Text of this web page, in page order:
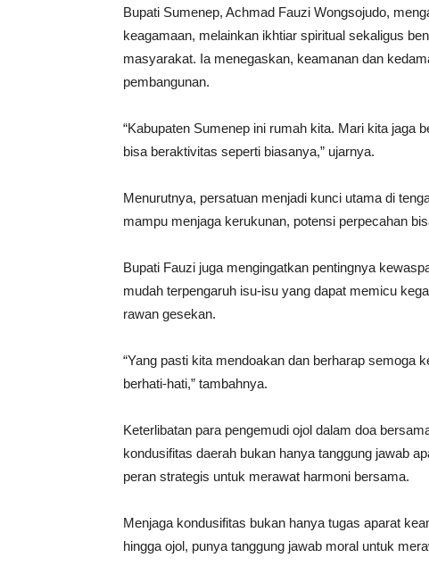
Bupati Sumenep, Achmad Fauzi Wongsojudo,
keagamaan, melainkan ikhtiar spiritual sekaligus
masyarakat. Ia menegaskan, keamanan dan
pembangunan.
“Kabupaten Sumenep ini rumah kita. Mari kita jaga
bisa beraktivitas seperti biasanya,” ujarnya.
Menurutnya, persatuan menjadi kunci utama di
mampu menjaga kerukunan, potensi perpecahan
Bupati Fauzi juga mengingatkan pentingnya
mudah terpengaruh isu-isu yang dapat memicu
rawan gesekan.
“Yang pasti kita mendoakan dan berharap semoga
berhati-hati,” tambahnya.
Keterlibatan para pengemudi ojol dalam doa
kondusifitas daerah bukan hanya tanggung jawab
peran strategis untuk merawat harmoni bersama.
Menjaga kondusifitas bukan hanya tugas aparat
hingga ojol, punya tanggung jawab moral untuk